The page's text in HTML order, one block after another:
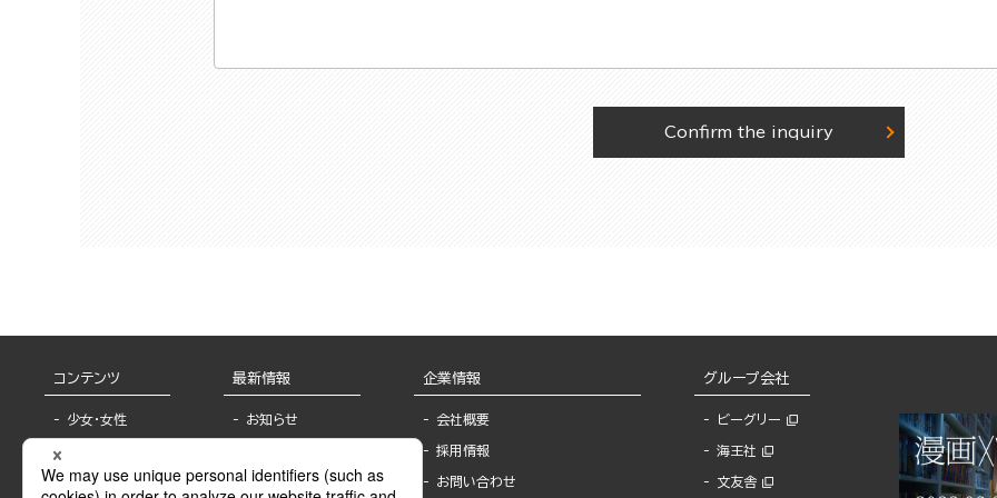
Confirm the inquiry
コンテンツ
少女・女性
BL
最新情報
お知らせ
報
企業情報
会社概要
採用情報
お問い合わせ
グループ会社
ビーグリー
海王社
文友舎